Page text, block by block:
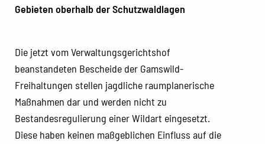
Gebieten oberhalb der Schutzwaldlagen
Die jetzt vom Verwaltungsgerichtshof
beanstandeten Bescheide der Gamswild-
Freihaltungen stellen jagdliche raumplanerische
Maßnahmen dar und werden nicht zu
Bestandesregulierung einer Wildart eingesetzt.
Diese haben keinen maßgeblichen Einfluss auf die